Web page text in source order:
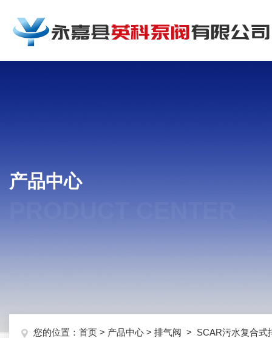
产品中心
您的位置： 首页 > 产品中心 > 排气阀 > SCAR污水复合式